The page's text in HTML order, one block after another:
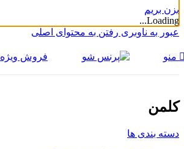
بزن بریم
Loading...
عبور به ناوبری رفتن به محتوای اصلی
منو فروش ویژه
کلمن
دسته بندی ها